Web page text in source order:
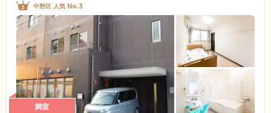
中野区 人気 No.3
満室